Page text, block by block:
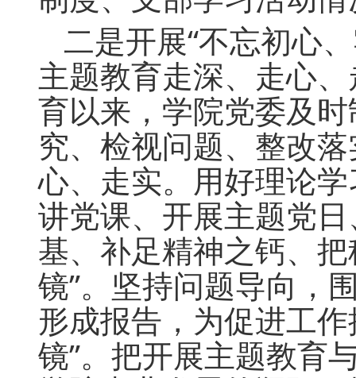
二是开展“不忘初心
主题教育走深、走心
育以来，学院党委及
究、检视问题、整改
心、走实。用好理论
讲党课、开展主题党
基、补足精神之钙、
镜”。坚持问题导向，
形成报告，为促进工
镜”。把开展主题教育